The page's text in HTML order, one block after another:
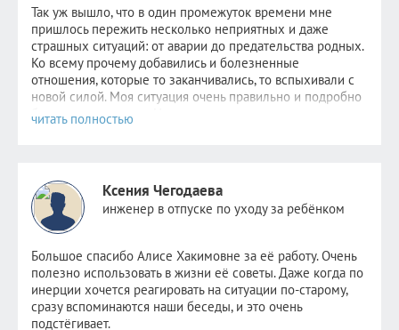
Так уж вышло, что в один промежуток времени мне
пришлось пережить несколько неприятных и даже
страшных ситуаций: от аварии до предательства родных.
Ко всему прочему добавились и болезненные
отношения, которые то заканчивались, то вспыхивали с
новой силой. Моя ситуация очень правильно и подробно
была описаназдесь
силах, обратилась к Алисе.
После консультаций в голове отложились рекомендации
психолога, старалась следовать всем советам, но сердцу
не прикажешь: по-прежнему было очень больно видеть
новые отношения прежде любимого человека. Но потом
я и сама не заметила как стала снова видеть других
парней. Как открыла ранее заблокированные страницы.
Как мне стало не совсем безразлично, но значительно
легче. Как мне снова стало нравиться держать кого-то
Ксения Чегодаева
инженер в отпуске по уходу за ребёнком
Большое спасибо Алисе Хакимовне за её работу. Очень
полезно использовать в жизни её советы. Даже когда по
инерции хочется реагировать на ситуации по-старому,
сразу вспоминаются наши беседы, и это очень
подстёгивает.